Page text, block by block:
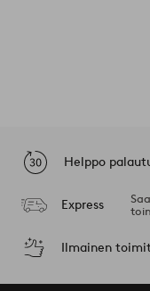
Helppo
Express
Ilmainen